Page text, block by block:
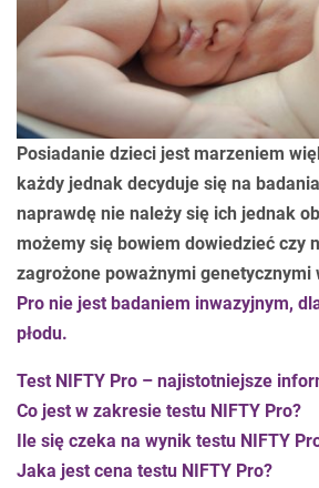
Posiadanie dzieci jest marzeniem
każdy jednak decyduje się na
naprawdę nie należy się ich jednak
możemy się bowiem dowiedzieć czy
zagrożone poważnymi genetycznymi
Pro nie jest badaniem inwazyjnym,
płodu.
Test NIFTY Pro – najistotniejsze
Co jest w zakresie testu NIFTY Pro?
Ile się czeka na wynik testu NIFTY
Jaka jest cena testu NIFTY Pro?